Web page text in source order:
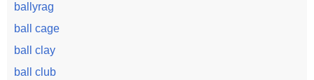
ballyrag
ball cage
ball clay
ball club